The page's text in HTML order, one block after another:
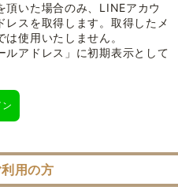
頂いた場合のみ、LINEアカウ
レスを取得します。取得したメ
使用いたしません。
ルアドレス」に初期表示として
用の方